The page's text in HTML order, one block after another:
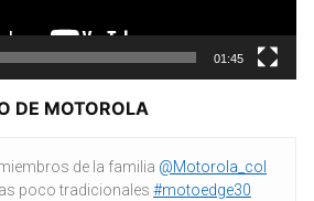
01:45
DE MOTOROLA
de la familia @Motorola_col
poco tradicionales #motoedge30